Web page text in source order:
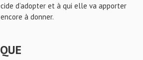
d’adopter et à qui elle va apporter
à donner.